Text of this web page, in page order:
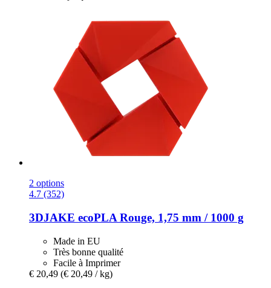
2 options
4.7 (352)
3DJAKE ecoPLA Rouge, 1,75 mm / 1000 g
Made in EU
Très bonne qualité
Facile à Imprimer
€ 20,49 (€ 20,49 / kg)